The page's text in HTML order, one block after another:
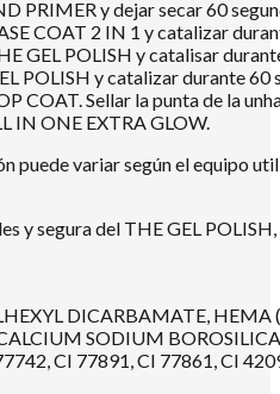
PRIMER y dejar secar 60
COAT 2 IN 1 y catalizar
GEL POLISH y catalisar
POLISH y catalizar durante
COAT. Sellar la punta de la
IN ONE EXTRA GLOW.
puede variar según el equipo
y segura del THE GEL
DICARBAMATE, HEMA
SODIUM
CI 77891, CI 77861, CI